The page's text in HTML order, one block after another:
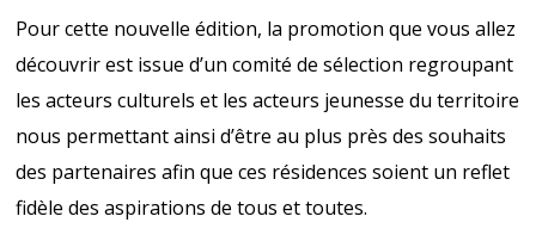
Pour cette nouvelle édition, la promotion que vous allez
découvrir est issue d’un comité de sélection regroupant
les acteurs culturels et les acteurs jeunesse du territoire
nous permettant ainsi d’être au plus près des souhaits
des partenaires afin que ces résidences soient un reflet
fidèle des aspirations de tous et toutes.